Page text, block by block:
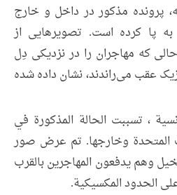
پرونده مذکور در داخل و خارج
پا کرده است. تصویر‌هایی از
که مهاجران را در نزدیکی دِل
عقب می‌راندند، نشان داده شده
، تسببت الحالة المذكورة في
المتحدة وخارجها. تم عرض صور
وهم يدفعون المهاجرين بالقرب
الحدود المكسيكية.